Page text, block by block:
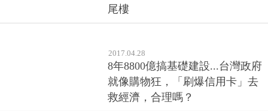
尾樓
2017.04.28
8年8800億搞基礎建設...台灣政府
就像購物狂，「刷爆信用卡」去
救經濟，合理嗎？